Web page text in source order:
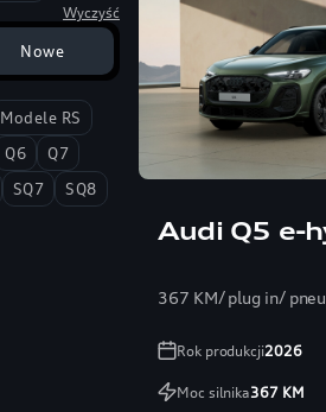
Wyczyść
Nowe
Modele RS
Q6
Q7
SQ7 SQ8
Audi Q5 e-
367 KM/ plug in/
Rok produkcji2026
Moc silnika367KM